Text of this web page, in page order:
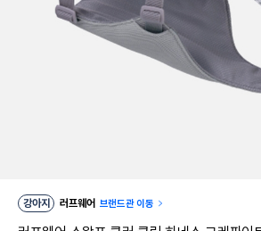
강아지 러프웨어 브랜드관 이동